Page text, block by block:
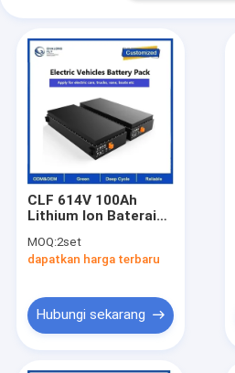
CLF 614V 100Ah
Lithium Ion Baterai
Baterai 120KW Untuk
mengisi daya
MOQ:2set
dapatkan harga terbaru
Hubungi sekarang